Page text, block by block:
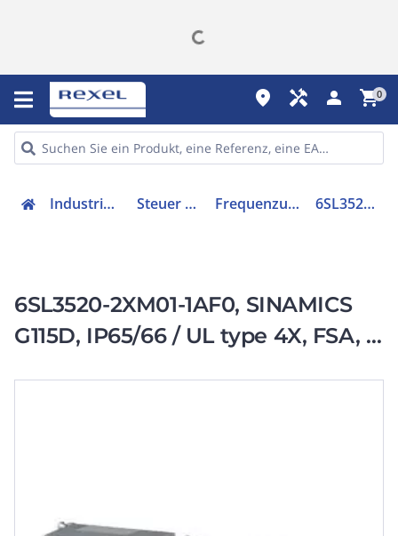
place handyman person shopping_cart0
Industriekomponenten Steuer & Regelgeräte Frequenzumrichter =< 1 kV 6SL35202XM011AF0
6SL3520-2XM01-1AF0, SINAMICS
G115D, IP65/66 / UL type 4X, FSA, 3